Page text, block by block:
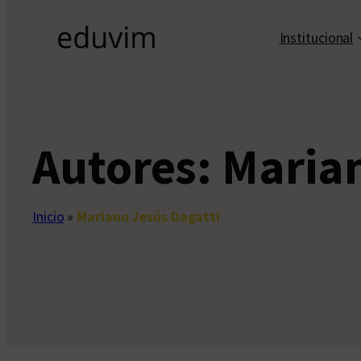
Institucional
Autores:
Inicio » Mariano Jesús Dagatti